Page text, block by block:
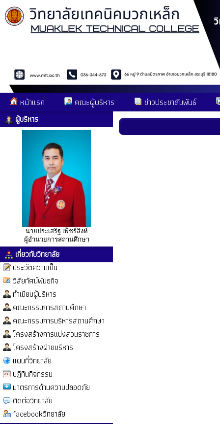
หน้าแรก คณะผู้บริหาร ข่าวประชาสัมพันธ์
ผู้บริหาร
นายประเสริฐ เพ็ชร์สิงห์
ผู้อำนวยการสถานศึกษา
เกี่ยวกับวิทยาลัย
ประวัติความเป็น
วิสัยทัศน์พันธกิจ
ทำเนียบผู้บริหาร
คณะกรรมการสถานศึกษา
คณะกรรมการบริหารสถานศึกษา
โครงสร้างการแบ่งส่วนราชการ
โครงสร้างฝ่ายบริหาร
แผนที่วิทยาลัย
ปฏิทินกิจกรรม
มาตรการด้านความปลอดภัย
ติดต่อวิทยาลัย
facebookวิทยาลัย